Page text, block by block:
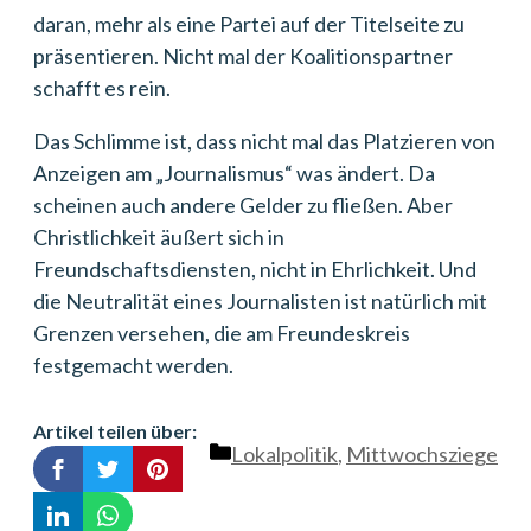
daran, mehr als eine Partei auf der Titelseite zu
präsentieren. Nicht mal der Koalitionspartner
schafft es rein.
Das Schlimme ist, dass nicht mal das Platzieren von
Anzeigen am „Journalismus“ was ändert. Da
scheinen auch andere Gelder zu fließen. Aber
Christlichkeit äußert sich in
Freundschaftsdiensten, nicht in Ehrlichkeit. Und
die Neutralität eines Journalisten ist natürlich mit
Grenzen versehen, die am Freundeskreis
festgemacht werden.
Kategorien
Lokalpolitik, Mittwochsziege
Artikel teilen über: